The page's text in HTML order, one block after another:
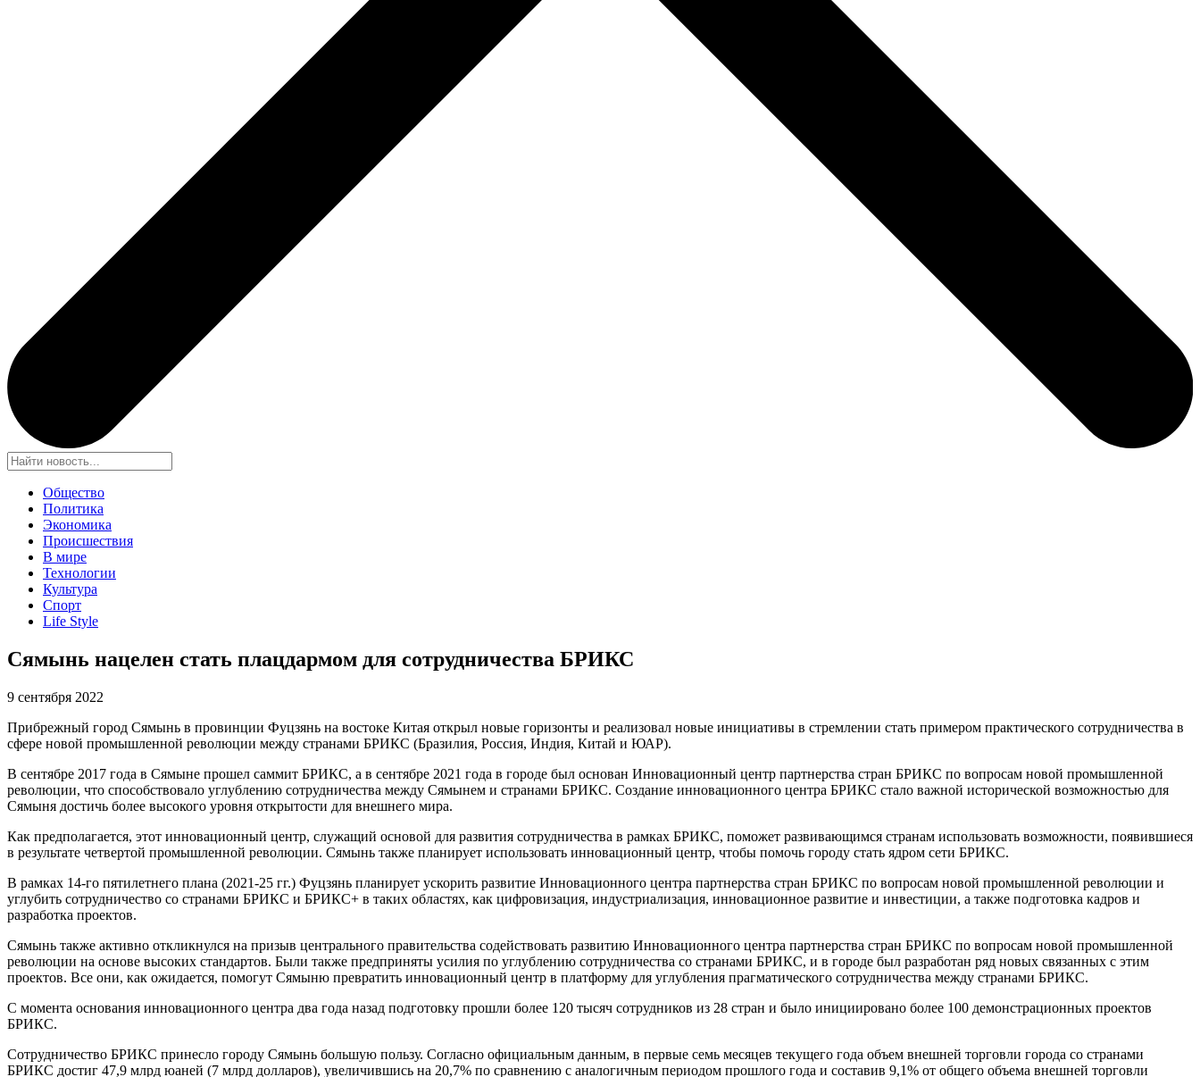
Общество
Политика
Экономика
Происшествия
В мире
Технологии
Культура
Спорт
Life Style
Сямынь нацелен стать плацдармом для сотрудничества БРИКС
9 сентября 2022
Прибрежный город Сямынь в провинции Фуцзянь на востоке Китая открыл новые горизонты и реализовал новые инициативы в стремлении стать примером практического сотрудничества в
сфере новой промышленной революции между странами БРИКС (Бразилия, Россия, Индия, Китай и ЮАР).
В сентябре 2017 года в Сямыне прошел саммит БРИКС, а в сентябре 2021 года в городе был основан Инновационный центр партнерства стран БРИКС по вопросам новой промышленной
революции, что способствовало углублению сотрудничества между Сямынем и странами БРИКС. Создание инновационного центра БРИКС стало важной исторической возможностью для
Сямыня достичь более высокого уровня открытости для внешнего мира.
Как предполагается, этот инновационный центр, служащий основой для развития сотрудничества в рамках БРИКС, поможет развивающимся странам использовать возможности, появившиеся
в результате четвертой промышленной революции. Сямынь также планирует использовать инновационный центр, чтобы помочь городу стать ядром сети БРИКС.
В рамках 14-го пятилетнего плана (2021-25 гг.) Фуцзянь планирует ускорить развитие Инновационного центра партнерства стран БРИКС по вопросам новой промышленной революции и
углубить сотрудничество со странами БРИКС и БРИКС+ в таких областях, как цифровизация, индустриализация, инновационное развитие и инвестиции, а также подготовка кадров и
разработка проектов.
Сямынь также активно откликнулся на призыв центрального правительства содействовать развитию Инновационного центра партнерства стран БРИКС по вопросам новой промышленной
революции на основе высоких стандартов. Были также предприняты усилия по углублению сотрудничества со странами БРИКС, и в городе был разработан ряд новых связанных с этим
проектов. Все они, как ожидается, помогут Сямыню превратить инновационный центр в платформу для углубления прагматического сотрудничества между странами БРИКС.
С момента основания инновационного центра два года назад подготовку прошли более 120 тысяч сотрудников из 28 стран и было инициировано более 100 демонстрационных проектов
БРИКС.
Сотрудничество БРИКС принесло городу Сямынь большую пользу. Согласно официальным данным, в первые семь месяцев текущего года объем внешней торговли города со странами
БРИКС достиг 47,9 млрд юаней (7 млрд долларов), увеличившись на 20,7% по сравнению с аналогичным периодом прошлого года и составив 9,1% от общего объема внешней торговли